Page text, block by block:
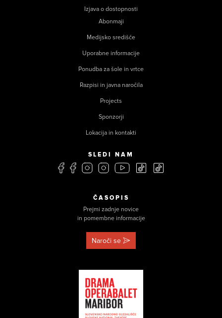
Izjava o dostopnosti
Abonmaji
Medijsko središče
Uporabne informacije
Ponudba za šole in vrtce
Razpisi in javna naročila
Projects
Sponzorji
Lokacija in kontakti
SLEDI NAM
ČASOPIS
Prejmi zadnje novice
in pomembne informacije
Naroči se